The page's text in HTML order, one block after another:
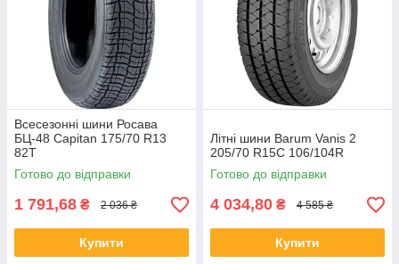
Всесезонні шини Росава
БЦ-48 Capitan 175/70 R13
82T
Готово до відправки
1 791,68 ₴ 2 036 ₴
Купити
Літні шини Barum Vanis 2
205/70 R15C 106/104R
Готово до відправки
4 034,80 ₴ 4 585 ₴
Купити